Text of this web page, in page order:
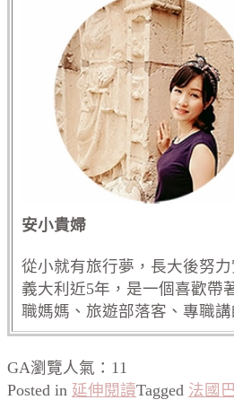
安小貴婦
從小就有旅行夢，長大後努
義大利近5年，是一個喜歡帶
職媽媽、旅遊部落客、專職講
GA瀏覽人氣：11
Posted in 延伸閱讀Tagged 法國